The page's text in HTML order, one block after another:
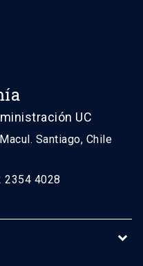
UC
Santiago, Chile
2354 4028